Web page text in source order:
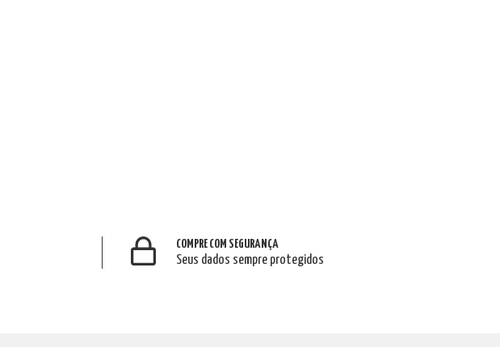
COMPRE COM SEGURANÇA
Seus dados sempre protegidos